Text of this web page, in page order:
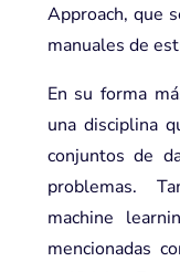
Approach, que
manuales de
En su forma
una disciplina
conjuntos de
problemas.
machine
mencionadas